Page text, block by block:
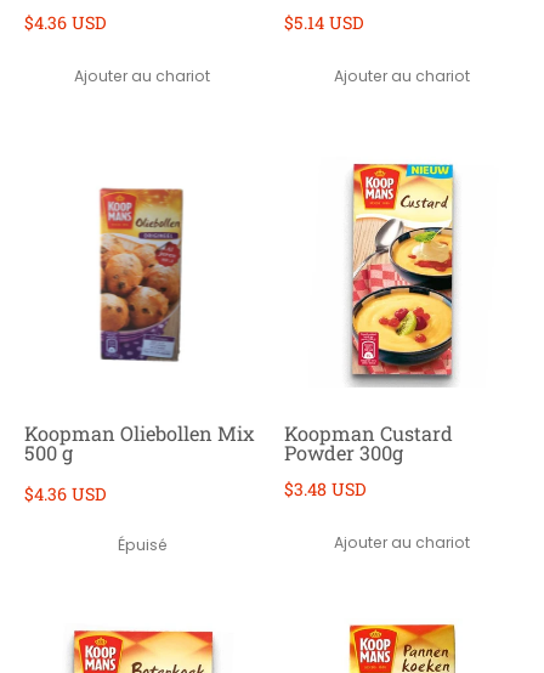
$4.36 USD
Ajouter au chariot
$5.14 USD
Ajouter au chariot
Koopman Oliebollen Mix
500 g
$4.36 USD
Épuisé
Koopman Custard
Powder 300g
$3.48 USD
Ajouter au chariot